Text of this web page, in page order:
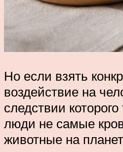
Но если взять
воздействие на
следствии
люди не самые
животные на